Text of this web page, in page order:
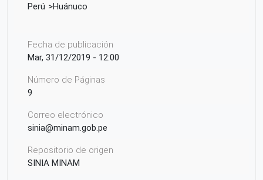
Perú
Huánuco
Fecha de publicación
Mar, 31/12/2019 - 12:00
Número de Páginas
9
Correo electrónico
sinia@minam.gob.pe
Repositorio de origen
SINIA MINAM